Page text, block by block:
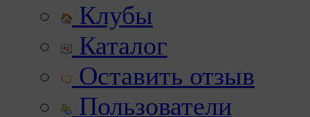
Клубы
Каталог
Оставить отзыв
Пользователи